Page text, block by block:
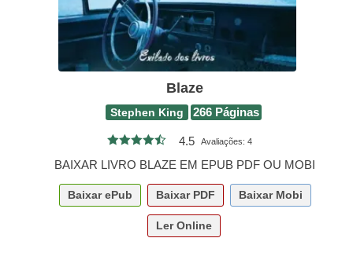
Blaze
Stephen King 266 Páginas
4.5 Avaliações: 4
BAIXAR LIVRO BLAZE EM EPUB PDF OU MOBI
Baixar ePub Baixar PDF Baixar Mobi
Ler Online